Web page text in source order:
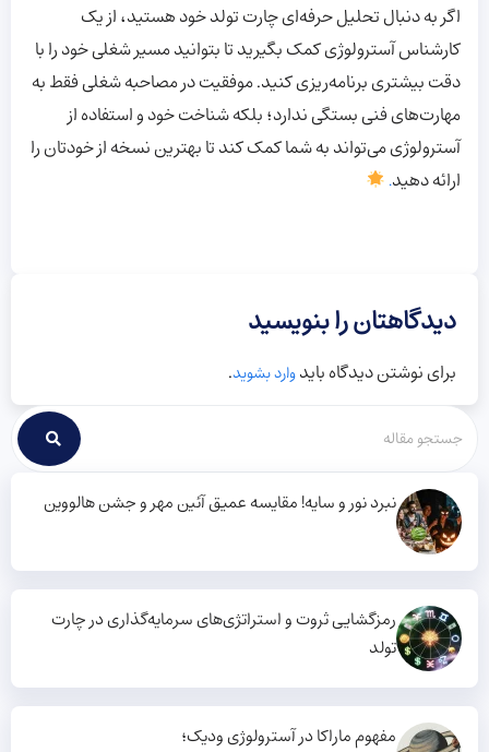
اگر به دنبال تحلیل حرفه‌ای چارت تولد خود هستید، از یک
کارشناس آسترولوژی کمک بگیرید تا بتوانید مسیر شغلی خود را با
دقت بیشتری برنامه‌ریزی کنید. موفقیت در مصاحبه شغلی فقط به
مهارت‌های فنی بستگی ندارد؛ بلکه شناخت خود و استفاده از
آسترولوژی می‌تواند به شما کمک کند تا بهترین نسخه از خودتان را
ارائه دهید.
دیدگاهتان را بنویسید
برای نوشتن دیدگاه بایدوارد بشوید.
نبرد نور و سایه! مقایسه عمیق آئین مهر و جشن هالووین
رمزگشایی ثروت و استراتژی‌های سرمایه‌گذاری در چارت
تولد
مفهوم ماراکا در آسترولوژی ودیک؛